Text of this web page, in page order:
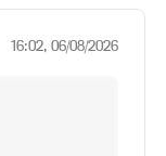
16:02, 06/08/2026